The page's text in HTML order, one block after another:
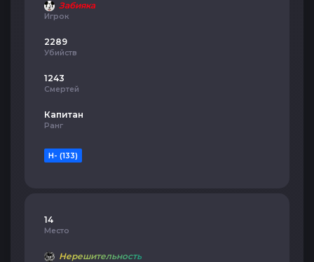
Забияка
Игрок
2289
Убийств
1243
Смертей
Капитан
Ранг
H- (133)
14
Место
Нерешительность